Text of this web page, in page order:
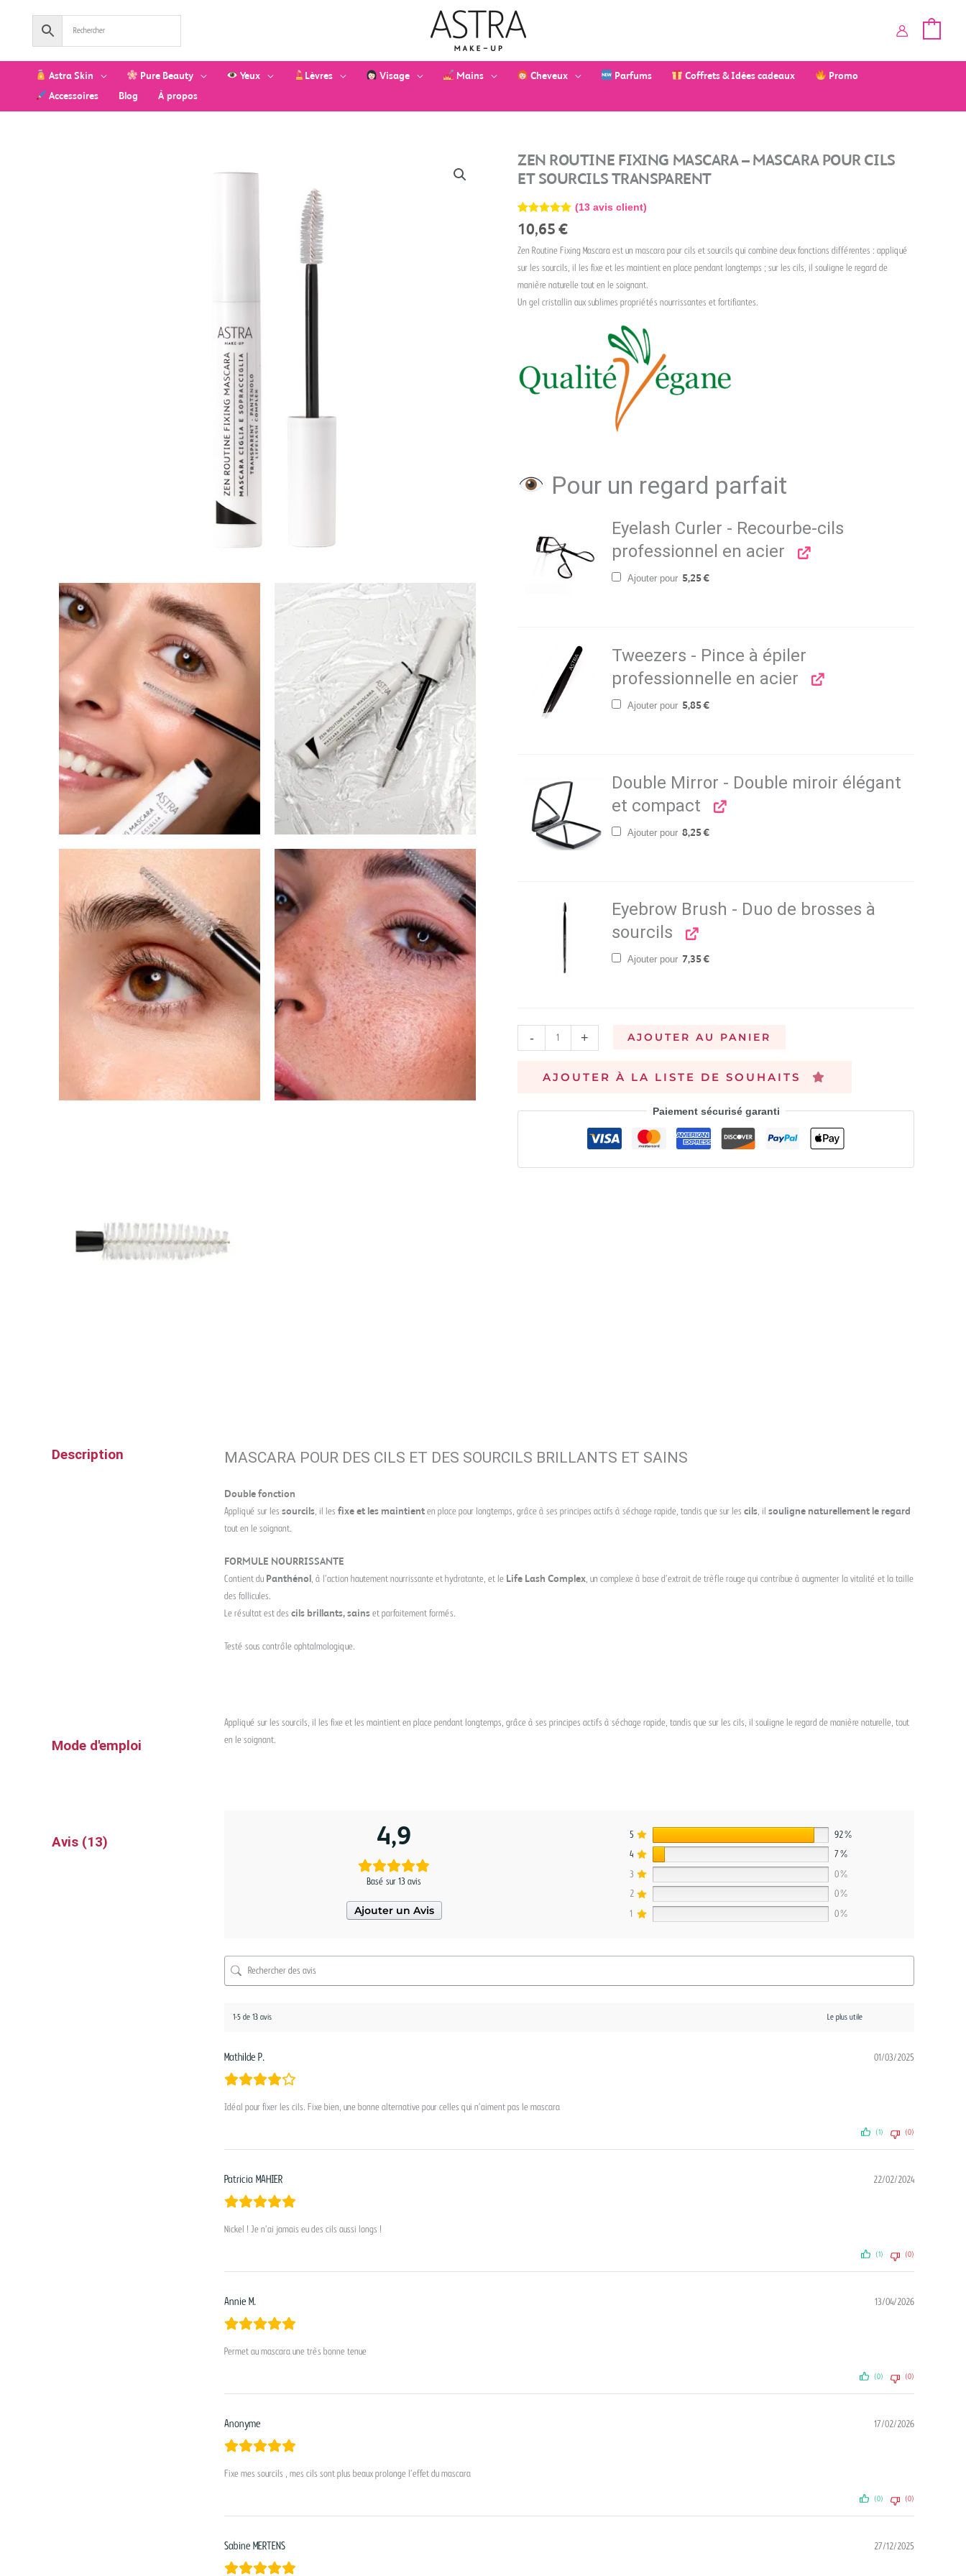
Astra Skin Pure Beauty Yeux Lèvres Visage Mains Cheveux Parfums Coffrets & Idées cadeaux
Promo
Accessoires
Blog À propos
ZEN ROUTINE FIXING MASCARA – MASCARA POUR CILS
ET SOURCILS TRANSPARENT
Noté 4.92
sur 5
13
notations
client
(13avis client)
10,65€
Zen Routine Fixing Mascara est un mascara pour cils et sourcils qui combine deux fonctions différentes : appliqué
sur les sourcils, il les fixe et les maintient en place pendant longtemps ; sur les cils, il souligne le regard de
manière naturelle tout en le soignant.
Un gel cristallin aux sublimes propriétés nourrissantes et fortifiantes.
Pour un regard parfait
Eyelash Curler - Recourbe-cils
professionnel en acier
Ajouter pour 5,25€
Tweezers - Pince à épiler
professionnelle en acier
Ajouter pour 5,85€
Double Mirror - Double miroir élégant
et compact
Ajouter pour 8,25€
Eyebrow Brush - Duo de brosses à
sourcils
Ajouter pour 7,35€
-
quantité
de
Zen
Routine
Fixing
Mascara
-
pour
cils
et
+ AJOUTER AU PANIER
AJOUTER À LA LISTE DE SOUHAITS
Paiement sécurisé garanti
Description MASCARA POUR DES CILS ET DES SOURCILS BRILLANTS ET SAINS
Double fonction
Appliqué sur les sourcils , il les fixe et les maintient en place pour longtemps, grâce à ses principes actifs à séchage rapide, tandis que sur les cils , il souligne naturellement le regard
tout en le soignant.
FORMULE NOURRISSANTE
Contient du Panthénol , à l’action hautement nourrissante et hydratante, et le Life Lash Complex, un complexe à base d’extrait de trèfle rouge qui contribue à augmenter la vitalité et la taille
des follicules.
Le résultat est des cils brillants, sains et parfaitement formés.
Testé sous contrôle ophtalmologique.
Mode d'emploi
Appliqué sur les sourcils, il les fixe et les maintient en place pendant longtemps, grâce à ses principes actifs à séchage rapide, tandis que sur les cils, il souligne le regard de manière naturelle, tout
en le soignant.
Avis (13) 4,9
Basé sur 13 avis
Ajouter un Avis
5
92%
4
7%
3
0%
2
0%
1
0%
1-5 de 13 avis
Mathilde P. 01/03/2025
Idéal pour fixer les cils. Fixe bien, une bonne alternative pour celles qui n’aiment pas le mascara
(1) (0)
Patricia MAHIER 22/02/2024
Nickel ! Je n’ai jamais eu des cils aussi longs !
(1) (0)
Annie M. 13/04/2026
Permet au mascara une très bonne tenue
(0) (0)
Anonyme 17/02/2026
Fixe mes sourcils , mes cils sont plus beaux prolonge l’effet du mascara
(0) (0)
Sabine MERTENS 27/12/2025